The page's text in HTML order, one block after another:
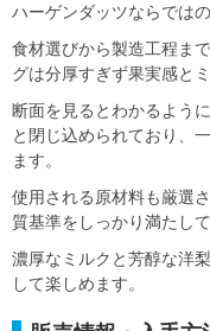
ハーゲンダッツならでは
食材選びから製造工程ま
グは分厚すぎず果実感と
断面を見るとわかるよう
と閉じ込められており、
ます。
使用される原材料も厳選
質基準をしっかり満たして
濃厚なミルクと芳醇な洋
して楽しめます。